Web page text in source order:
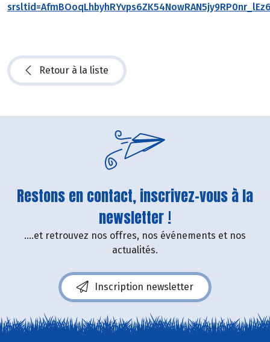
Retour à la liste
Restons en contact, inscrivez-vous à la
newsletter !
....et retrouvez nos offres, nos événements et nos
actualités.
Inscription newsletter